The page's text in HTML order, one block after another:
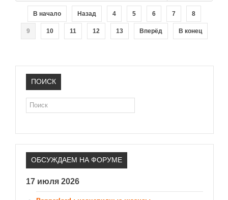
В начало Назад 4 5 6 7 8
9 10 11 12 13 Вперёд В конец
ПОИСК
Поиск
ОБСУЖДАЕМ НА ФОРУМЕ
17 июля 2026